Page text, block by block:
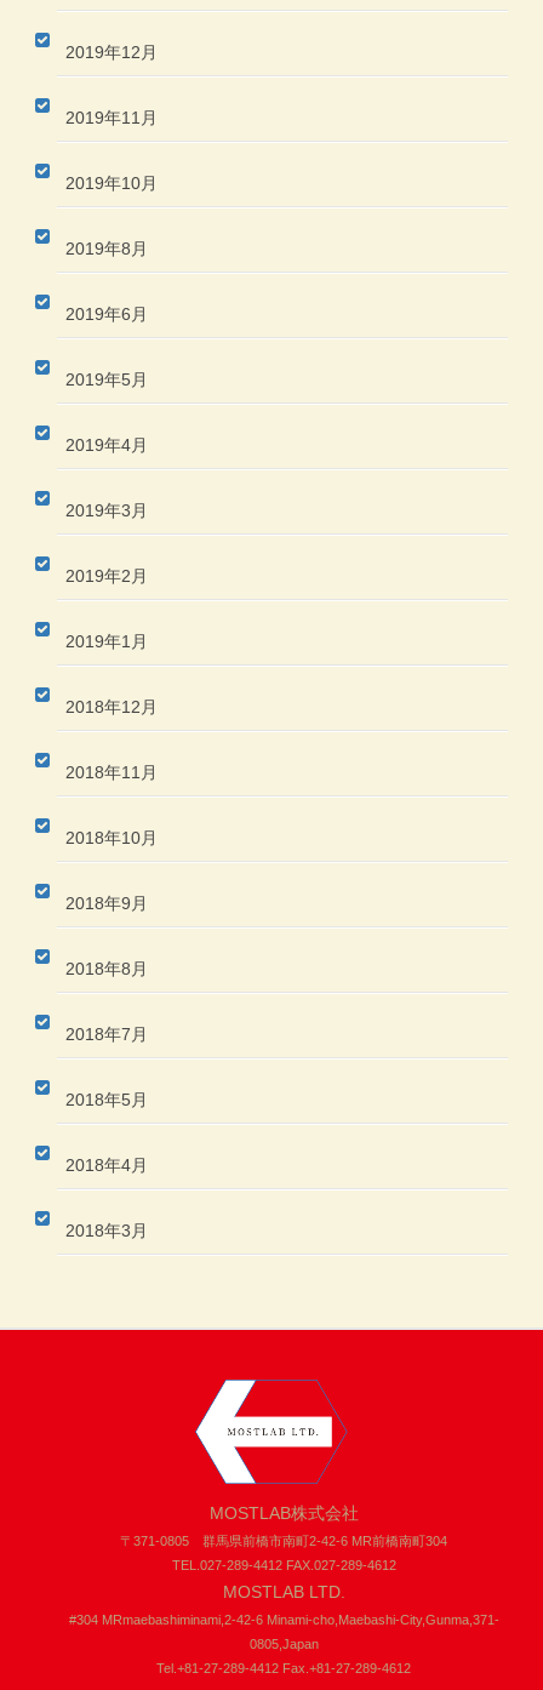
2019年12月
2019年11月
2019年10月
2019年8月
2019年6月
2019年5月
2019年4月
2019年3月
2019年2月
2019年1月
2018年12月
2018年11月
2018年10月
2018年9月
2018年8月
2018年7月
2018年5月
2018年4月
2018年3月
MOSTLAB株式会社
〒371-0805 群馬県前橋市南町2-42-6 MR前橋南町304
TEL.027-289-4412 FAX.027-289-4612
MOSTLAB LTD.
#304 MRmaebashiminami,2-42-6 Minami-cho,Maebashi-City,Gunma,371-
0805,Japan
Tel.+81-27-289-4412 Fax.+81-27-289-4612